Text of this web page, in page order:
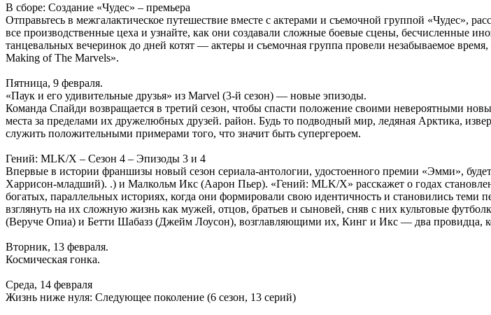
В сборе: Создание «Чудес» – премьера
Отправьтесь в межгалактическое путешествие вместе с актерами и съемочной группой «Чудес»,
все производственные цеха и узнайте, как они создавали сложные боевые сцены,
танцевальных вечеринок до дней котят — актеры и съемочная группа провели незабываемое
Making of The Marvels».
Пятница, 9 февраля.
«Паук и его удивительные друзья» из Marvel (3-й сезон) — новые эпизоды.
Команда Спайди возвращается в третий сезон, чтобы спасти положение своими невероятными
места за пределами их дружелюбных друзей. район. Будь то подводный мир, ледяная Арктика,
служить положительными примерами того, что значит быть супергероем.
Гений: MLK/X – Сезон 4 – Эпизоды 3 и 4
Впервые в истории франшизы новый сезон сериала-антологии, удостоенного премии «Эмми»,
Харрисон-младший). .) и Малкольм Икс (Аарон Пьер). «Гений: MLK/X» расскажет о годах
богатых, параллельных историях, когда они формировали свою идентичность и становились
взглянуть на их сложную жизнь как мужей, отцов, братьев и сыновей, сняв с них культовые
(Веруче Опиа) и Бетти Шабазз (Джейм Лоусон), возглавляющими их, Кинг и Икс — два провидца,
Вторник, 13 февраля.
Космическая гонка.
Среда, 14 февраля
Жизнь ниже нуля: Следующее поколение (6 сезон, 13 серий)